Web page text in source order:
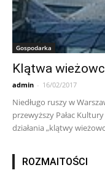
Gospodarka
Klątwa
admin - 16/02/2017
Niedługo ruszy w
przewyższy Pałac
działania „klątwy
ROZMAITOŚCI